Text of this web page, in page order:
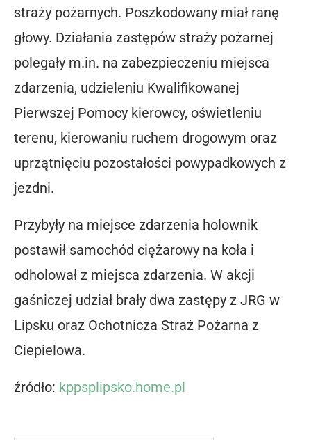
straży pożarnych. Poszkodowany miał ranę
głowy. Działania zastępów straży pożarnej
polegały m.in. na zabezpieczeniu miejsca
zdarzenia, udzieleniu Kwalifikowanej
Pierwszej Pomocy kierowcy, oświetleniu
terenu, kierowaniu ruchem drogowym oraz
uprzątnięciu pozostałości powypadkowych z
jezdni.
Przybyły na miejsce zdarzenia holownik
postawił samochód ciężarowy na koła i
odholował z miejsca zdarzenia. W akcji
gaśniczej udział brały dwa zastępy z JRG w
Lipsku oraz Ochotnicza Straż Pożarna z
Ciepielowa.
źródło: kppsplipsko.home.pl